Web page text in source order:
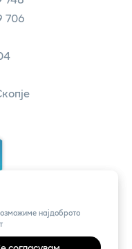
најдоброто
706